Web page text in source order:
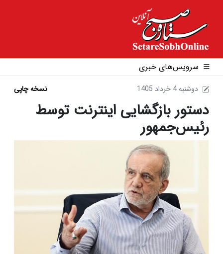
سرویس‌های خبری
1405 دوشنبه 4 خرداد نسخه چاپی
دستور بازگشایی اینترنت توسط
رئیس‌جمهور